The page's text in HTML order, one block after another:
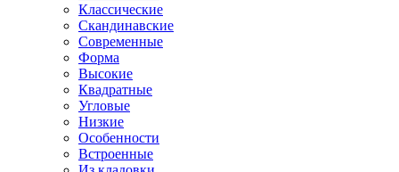
Классические
Скандинавские
Современные
Форма
Высокие
Квадратные
Угловые
Низкие
Особенности
Встроенные